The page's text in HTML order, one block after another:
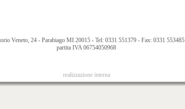
Veneto, 24 - Parabiago MI 20015 - Tel: 0331 551379 - Fax: 0331 553485
partita IVA 06754050968
realizzazione interna